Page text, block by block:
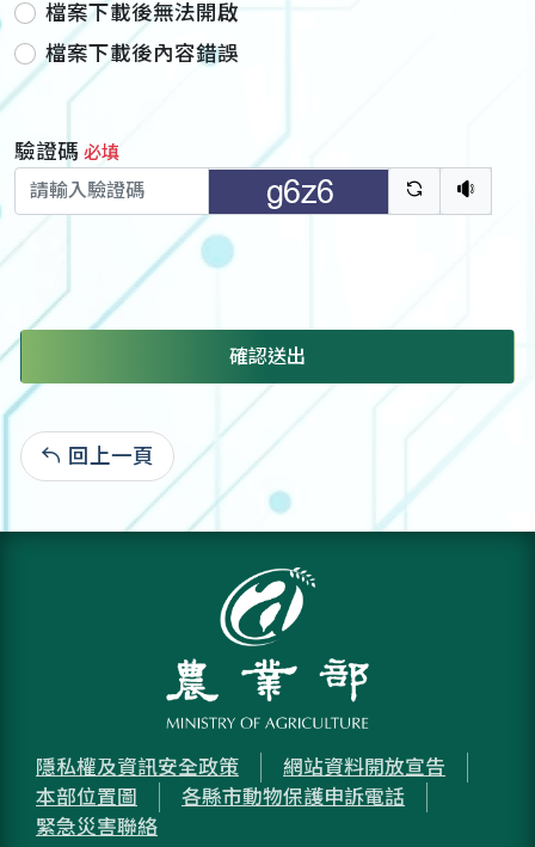
檔案下載後無法開啟
檔案下載後內容錯誤
驗證碼 必填
驗證碼重新
聽語
確認送出
回上一頁
隱私權及資訊安全政策
網站資料開放宣告
本部位置圖
各縣市動物保護申訴電話
緊急災害聯絡